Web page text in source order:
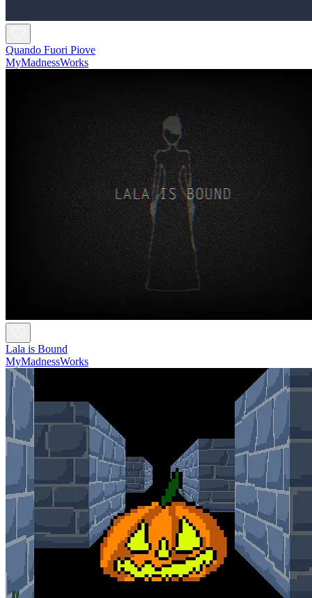
Quando Fuori Piove
MyMadnessWorks
Lala is Bound
MyMadnessWorks